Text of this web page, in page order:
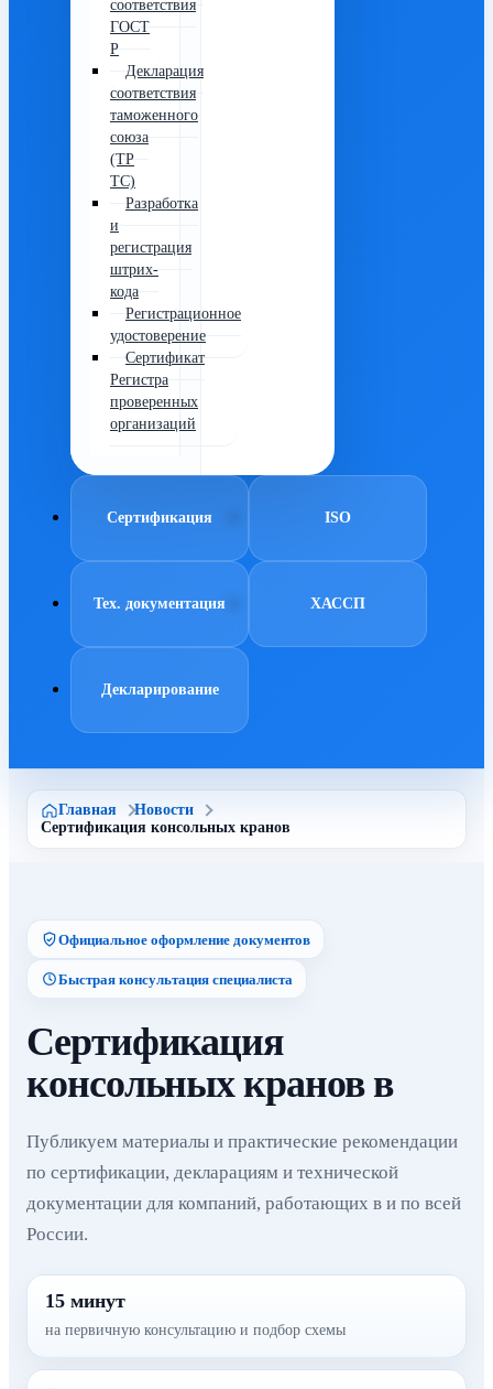
соответствия
ГОСТ
Р
Декларация
соответствия
таможенного
союза
(ТР
ТС)
Разработка
и
регистрация
штрих-
кода
Регистрационное
удостоверение
Сертификат
Регистра
проверенных
организаций
Сертификация ISO
Тех. документация ХАССП
Декларирование
Главная
Новости
Сертификация консольных кранов
Официальное оформление документов
Быстрая консультация специалиста
Сертификация
консольных кранов в
Публикуем материалы и практические рекомендации
по сертификации, декларациям и технической
документации для компаний, работающих в и по всей
России.
15 минут
на первичную консультацию и подбор схемы